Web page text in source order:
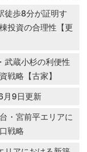
徒歩8分が証明す
投資の合理性【更
武蔵小杉の利便性
戦略【古家】
月9日更新
・宮前平エリアに
戦略